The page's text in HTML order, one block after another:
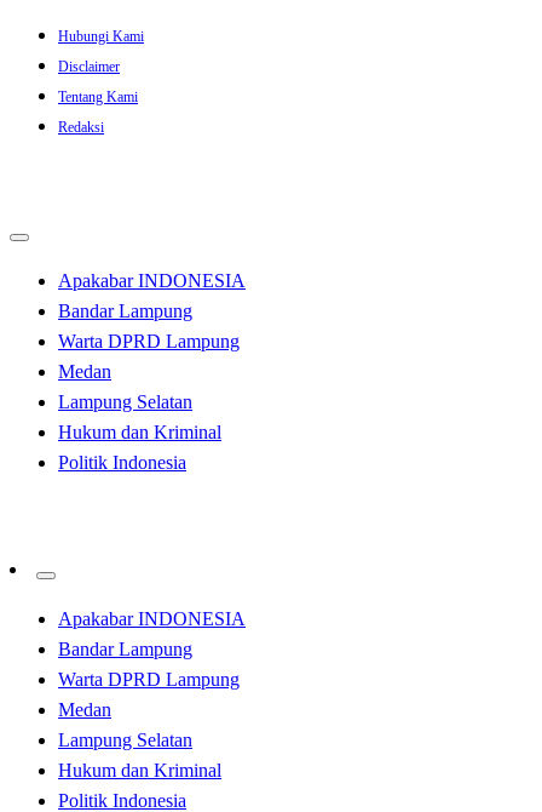
Skip
content
Hubungi Kami
Disclaimer
Tentang Kami
Redaksi
Apakabar INDONESIA
Bandar Lampung
Warta DPRD Lampung
Medan
Lampung Selatan
Hukum dan Kriminal
Politik Indonesia
Apakabar INDONESIA
Bandar Lampung
Warta DPRD Lampung
Medan
Lampung Selatan
Hukum dan Kriminal
Politik Indonesia